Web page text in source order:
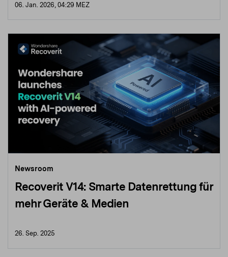
06. Jan. 2026, 04:29 MEZ
Newsroom
Recoverit V14: Smarte Datenrettung für
mehr Geräte & Medien
26. Sep. 2025